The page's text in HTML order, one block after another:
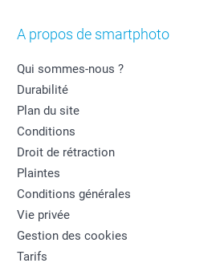
A propos de smartphoto
Qui sommes-nous ?
Durabilité
Plan du site
Conditions
Droit de rétraction
Plaintes
Conditions générales
Vie privée
Gestion des cookies
Tarifs